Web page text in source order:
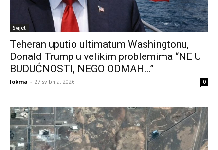
Svijet
Teheran uputio ultimatum Washingtonu,
Donald Trump u velikim problemima “NE U
BUDUĆNOSTI, NEGO ODMAH…”
lokma - 27 svibnja, 2026 0